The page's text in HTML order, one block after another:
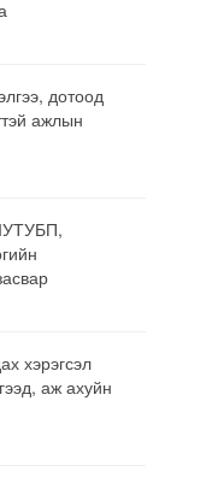
дотоод
ажлын
хэрэгсэл
аж ахуйн